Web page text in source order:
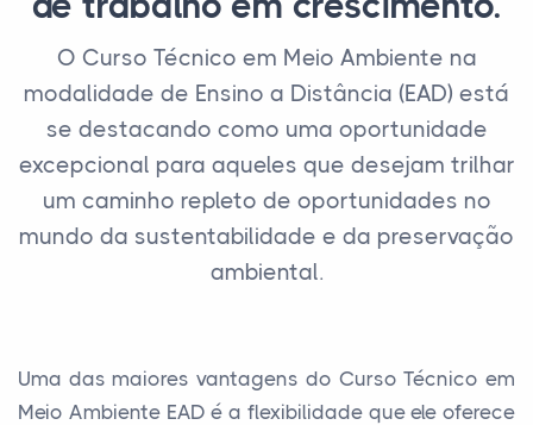
O Curso Técnico em Meio Ambiente na
modalidade de Ensino a Distância (EAD) está
se destacando como uma oportunidade
excepcional para aqueles que desejam trilhar
um caminho repleto de oportunidades no
mundo da sustentabilidade e da preservação
ambiental.
Uma das maiores vantagens do Curso Técnico em
Meio Ambiente EAD é a flexibilidade que ele oferece